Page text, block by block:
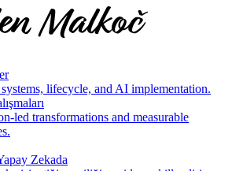
lifecycle, and AI implementation.
led transformations and measurable
Zekada